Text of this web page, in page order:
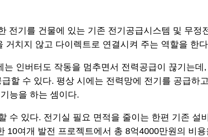
기를 건물에 있는 기존 전기공급시스템 및 무정
치지 않고 다이렉트로 연결시켜 주는 역할을 한
인버터도 작동을 멈추면서 전력공급이 끊기는
수 있다. 평상 시에는 전력망에 전기를 공급하
능을 하는 셈이다.
있다. 전기실 필요 면적을 줄이는 한편 기존 설
여개 발전 프로젝트에서 총 8억4000만원의 비